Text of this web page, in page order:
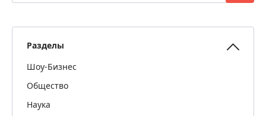
Разделы
Шоу-Бизнес
Общество
Наука